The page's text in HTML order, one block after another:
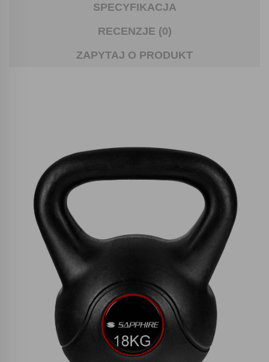
SPECYFIKACJA
RECENZJE (0)
ZAPYTAJ O PRODUKT